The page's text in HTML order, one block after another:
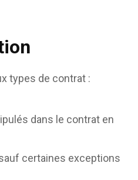
types de contrat :
dans le contrat en
certaines exceptions